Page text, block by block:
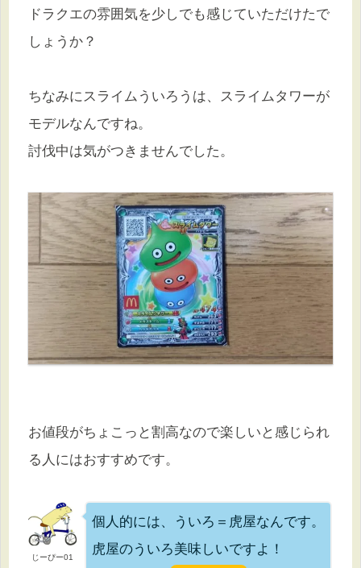
ドラクエの雰囲気を少しでも感じていただけたで
しょうか？
ちなみにスライムういろうは、スライムタワーが
モデルなんですね。
討伐中は気がつきませんでした。
お値段がちょこっと割高なので楽しいと感じられ
る人にはおすすめです。
じーぴー01
個人的には、ういろ＝虎屋なんです。
虎屋のういろ美味しいですよ！